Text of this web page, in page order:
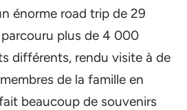
énorme road trip de 29
plus de 4 000
différents, rendu visite à de
de la famille en
beaucoup de souvenirs